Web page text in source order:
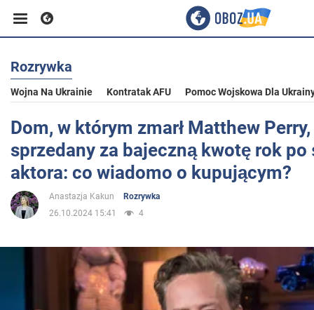
Biznes
Sport
Rozrywka
Życie
Społeczeństwo
Rozrywka
Wojna Na Ukrainie Kontratak AFU Pomoc Wojskowa Dla
Dom, w którym zmarł Matthew Perry,
sprzedany za bajeczną kwotę rok
aktora: co wiadomo o kupującym?
Anastazja Kakun
Rozrywka
26.10.2024 15:41
4